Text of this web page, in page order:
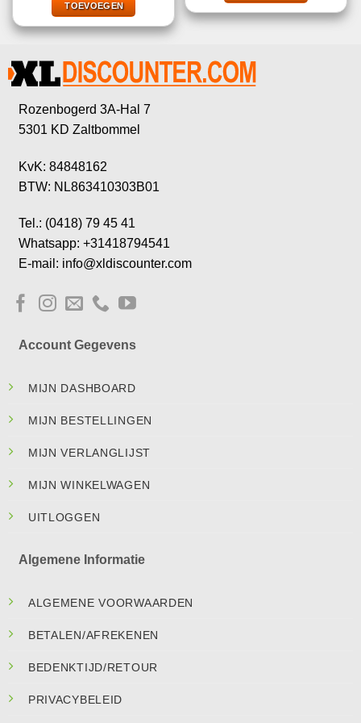
€6,99.
€1,00.
TOEVOEGEN
Rozenbogerd 3A-Hal 7
5301 KD Zaltbommel
KvK: 84848162
BTW: NL863410303B01
Tel.: (0418) 79 45 41
Whatsapp: +31418794541
E-mail: info@xldiscounter.com
Account Gegevens
MIJN DASHBOARD
MIJN BESTELLINGEN
MIJN VERLANGLIJST
MIJN WINKELWAGEN
UITLOGGEN
Algemene Informatie
ALGEMENE VOORWAARDEN
BETALEN/AFREKENEN
BEDENKTIJD/RETOUR
PRIVACYBELEID